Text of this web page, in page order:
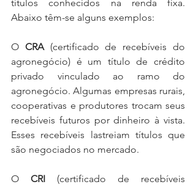
títulos conhecidos na renda fixa.
Abaixo têm-se alguns exemplos:
O CRA (certificado de recebíveis do
agronegócio) é um título de crédito
privado vinculado ao ramo do
agronegócio. Algumas empresas rurais,
cooperativas e produtores trocam seus
recebíveis futuros por dinheiro à vista.
Esses recebíveis lastreiam títulos que
são negociados no mercado.
O CRI (certificado de recebíveis